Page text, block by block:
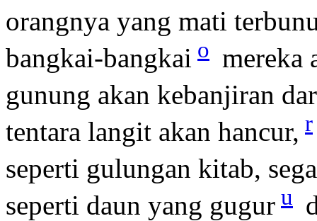
orangnya yang mati
bangkai-bangkai o mereka
gunung akan kebanjiran
tentara langit akan hancur, r
seperti gulungan kitab,
seperti daun yang gugur u